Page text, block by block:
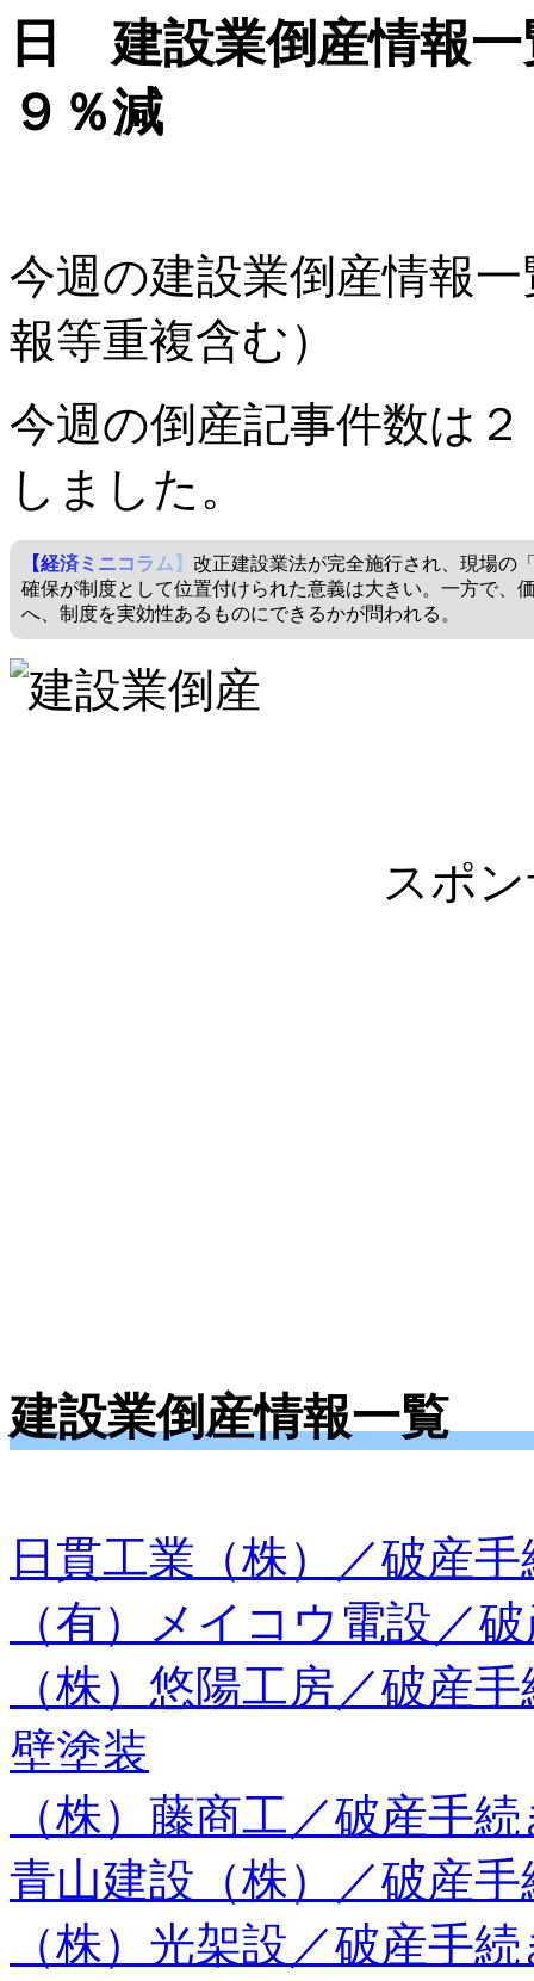
日 建設業倒産情報
９％減
今週の建設業倒産情報
報等重複含む）
今週の倒産記事件数は
しました。
【経済ミニコラム】 改正建設業法が完全施行され、現場の
確保が制度として位置付けられた意義は大きい。一方で、
へ、制度を実効性あるものにできるかが問われる。
スポ
建設業倒産情報一覧
日貫工業（株）／破産
（有）メイコウ電設／
（株）悠陽工房／破
壁塗装
（株）藤商工／破産手
青山建設（株）／破産
（株）光架設／破産手